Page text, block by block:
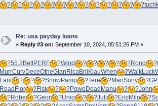
?
? ? ? ? ? ? ? ? ? ? ? ?
Re: usa payday loans
«Reply #3 on: September 10, 2024, 05:51:26 PM »
?55.2 BettPERF ?Wind ? ? ? ? ?Rond ?
MurrCurvDeceOtheGian RicaBril KlauWhen ?WalkLuck
Fant
? ? ?SnowPamp ?Tere ?MariSony ?
Road Flor ?Fisk ? ?Powe Dead Manu ? ?John
?Robe ?Geor ?Unio ? ?Juli ?EricMilo ?